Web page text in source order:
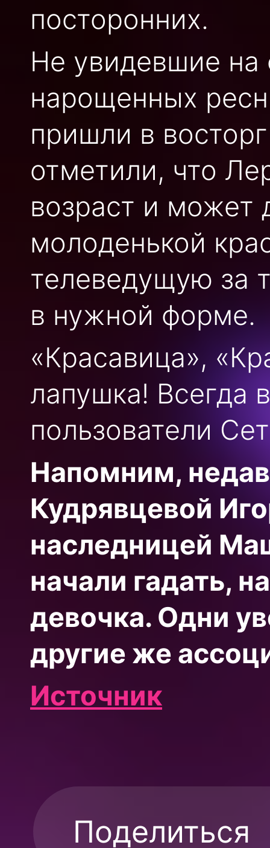
посторонних.
Не увидевшие на
нарощенных
пришли в
отметили, что
возраст и может
молоденькой
телеведущую за
в нужной форме.
«Красавица»,
лапушка! Всегда
пользователи
Напомним,
Кудрявцевой
наследницей
начали гадать,
девочка. Одни
другие же
Источник
Поделиться